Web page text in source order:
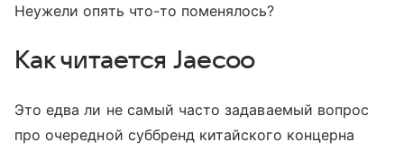
Неужели опять что-то поменялось?
Как читается Jaecoo
Это едва ли не самый часто задаваемый вопрос
про очередной суббренд китайского концерна